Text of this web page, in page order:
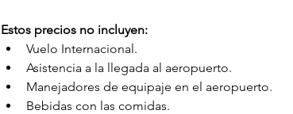
Estos precios no incluyen:
Vuelo Internacional.
Asistencia a la llegada al aeropuerto.
Manejadores de equipaje en el aeropuerto.
Bebidas con las comidas.